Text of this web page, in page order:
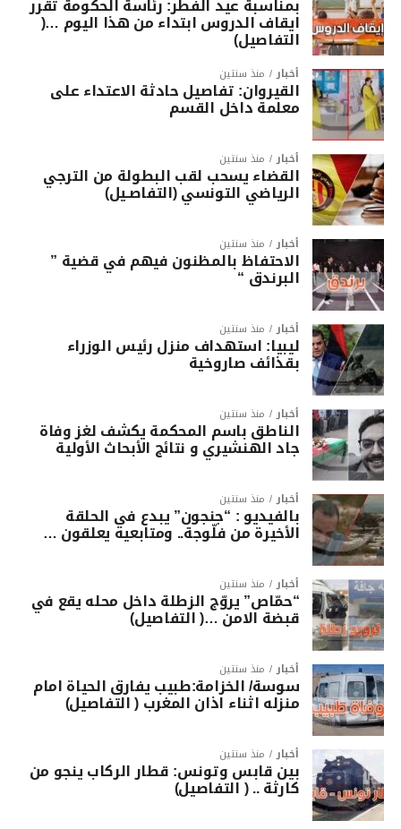
بمناسبة عيد الفطر: رئاسة الحكومة تقرر
ايقاف الدروس ابتداء من هذا اليوم …(
التفاصيل)
أخبار منذ سنتين
القيروان: تفاصيل حادثة الاعتداء على
معلمة داخل القسم
أخبار منذ سنتين
القضاء يسحب لقب البطولة من الترجي
الرياضي التونسي (التفاصـيل)
أخبار منذ سنتين
الاحتفاظ بالمظنون فيهم في قضية ”
البرندق “
أخبار منذ سنتين
ليبيا: استهداف منزل رئيس الوزراء
بقذائف صاروخية
أخبار منذ سنتين
الناطق باسم المحكمة يكشف لغز وفاة
جاد الهنشيري و نتائج الأبحاث الأولية
أخبار منذ سنتين
بالفيديو : “جنجون” يبدع في الحلقة
الأخيرة من فلّوجة.. ومتابعيه يعلقون …
أخبار منذ سنتين
“حمّاص” يروّج الزطلة داخل محله يقع في
قبضة الامن …( التفاصيل)
أخبار منذ سنتين
سوسة/ الخزامة:طبيب يفارق الحياة امام
منزله اثناء اذان المغرب ( التفاصيل)
أخبار منذ سنتين
بين قابس وتونس: قطار الركاب ينجو من
كارثة .. ( التفاصيل)